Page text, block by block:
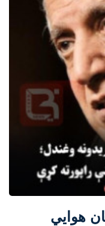
هوايي